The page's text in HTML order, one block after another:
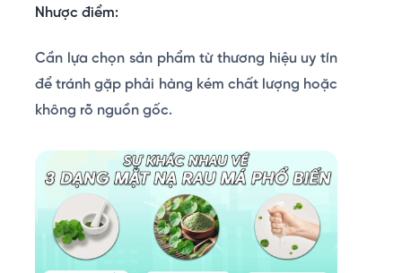
Nhược điểm:
Cần lựa chọn sản phẩm từ thương hiệu uy tín
để tránh gặp phải hàng kém chất lượng hoặc
không rõ nguồn gốc.